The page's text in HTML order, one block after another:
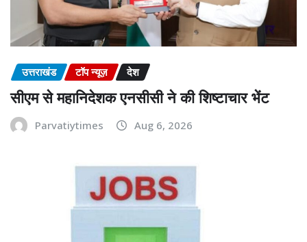
उत्तराखंड टॉप न्यूज़ देश
सीएम से महानिदेशक एनसीसी ने की शिष्टाचार भेंट
Parvatiytimes Aug 6, 2026